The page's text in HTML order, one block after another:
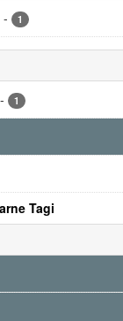
- 1
- 1
Tagi